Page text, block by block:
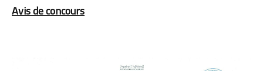
Avis de concours